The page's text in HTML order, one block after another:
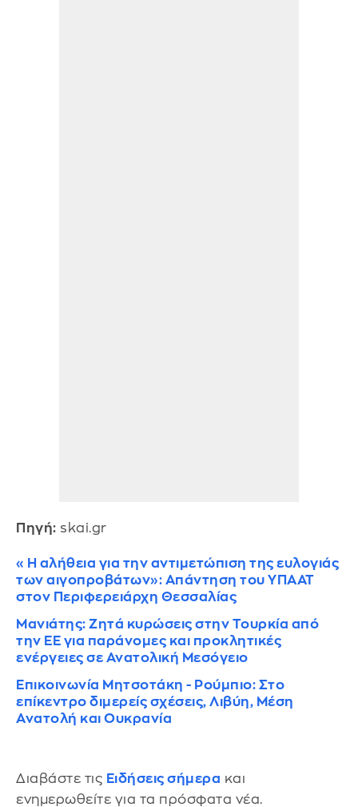
Πηγή: skai.gr
«Η αλήθεια για την αντιμετώπιση της ευλογιάς
των αιγοπροβάτων»: Απάντηση του ΥΠΑΑΤ
στον Περιφερειάρχη Θεσσαλίας
Μανιάτης: Ζητά κυρώσεις στην Τουρκία από
την ΕΕ για παράνομες και προκλητικές
ενέργειες σε Ανατολική Μεσόγειο
Επικοινωνία Μητσοτάκη - Ρούμπιο: Στο
επίκεντρο διμερείς σχέσεις, Λιβύη, Μέση
Ανατολή και Ουκρανία
Διαβάστε τις Ειδήσεις σήμερα και
ενημερωθείτε για τα πρόσφατα νέα.